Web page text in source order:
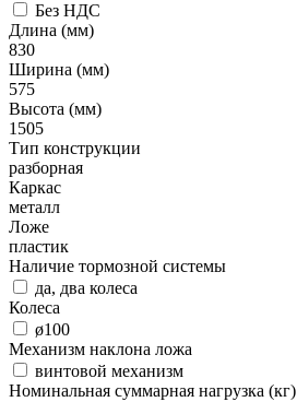
Без НДС
Длина (мм)
830
Ширина (мм)
575
Высота (мм)
1505
Тип конструкции
разборная
Каркас
металл
Ложе
пластик
Наличие тормозной системы
да, два колеса
Колеса
ø100
Механизм наклона ложа
винтовой механизм
Номинальная суммарная нагрузка (кг)